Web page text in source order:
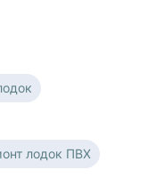
лодок ПВХ